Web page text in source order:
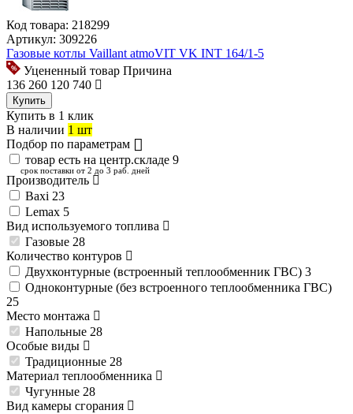
Код товара: 218299
Артикул: 309226
Газовые котлы Vaillant atmoVIT VK INT 164/1-5
Уцененный товар Причина
136 260 120 740
Купить
Купить в 1 клик
В наличии 1 шт
Подбор по параметрам
товар есть на центр.складе 9
срок поставки от 2 до 3 раб. дней
Производитель
Baxi 23
Lemax 5
Вид используемого топлива
Газовые 28
Количество контуров
Двухконтурные (встроенный теплообменник ГВС) 3
Одноконтурные (без встроенного теплообменника ГВС)
25
Место монтажа
Напольные 28
Особые виды
Традиционные 28
Материал теплообменника
Чугунные 28
Вид камеры сгорания